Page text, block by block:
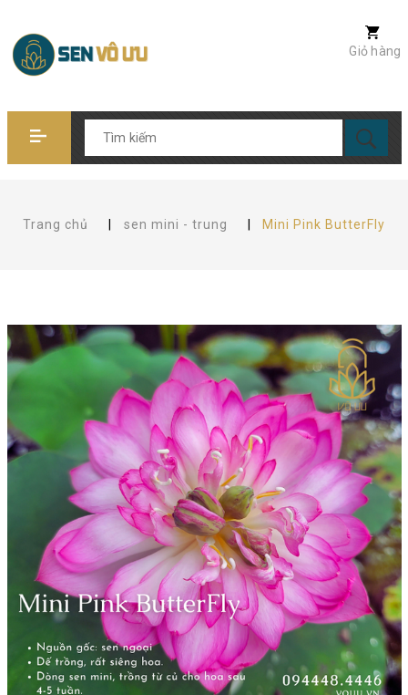
Giỏ hàng
Trang chủ sen mini - trung Mini Pink ButterFly